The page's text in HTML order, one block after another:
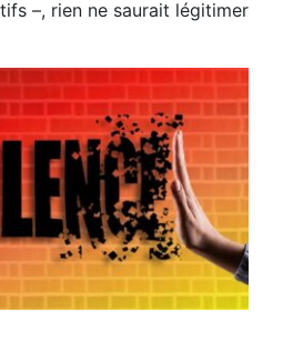
–, rien ne saurait légitimer